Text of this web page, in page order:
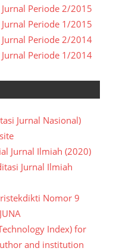
Periode 2/2015
Periode 1/2015
Periode 2/2014
Periode 1/2014
Jurnal Nasional)
Jurnal Ilmiah (2020)
Jurnal Ilmiah
Nomor 9
Index) for
and institution